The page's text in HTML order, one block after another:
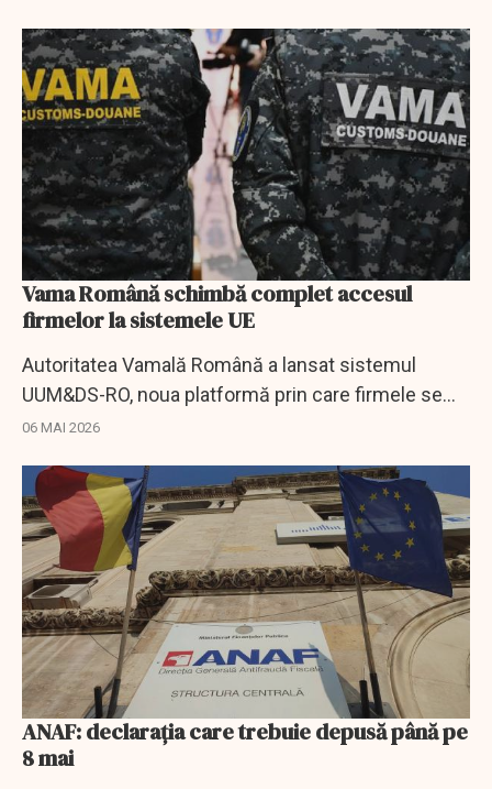
Vama Română schimbă complet accesul
firmelor la sistemele UE
Autoritatea Vamală Română a lansat sistemul
UUM&DS-RO, noua platformă prin care firmele se
conectează la sistemele vamale centrale ale UE.
06 MAI 2026
ANAF: declarația care trebuie depusă până pe
8 mai